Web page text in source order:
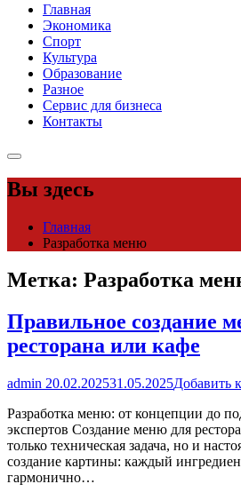
Главная
Экономика
Спорт
Культура
Образование
Разное
Сервис для бизнеса
Контакты
Вы здесь
Главная
Разработка меню
Метка: Разработка
Правильное создание
ресторана или кафе
admin 20.02.202531.05.2025Добавить
Разработка меню: от концепции до
экспертов Создание меню для
только техническая задача, но и
создание картины: каждый
гармонично…